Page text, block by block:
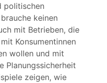
politischen
keinen
mit Betrieben, die
Konsumentinnen
wollen und mit
Planungssicherheit
zeigen, wie